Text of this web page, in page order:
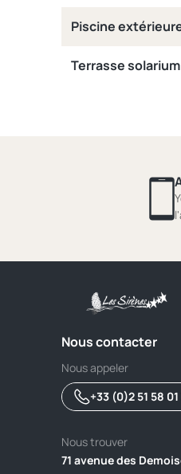
Piscine
Terrasse solarium
Nous contacter
Nous appeler
+33 (0)2 51 58 01
Nous trouver
71 avenue des